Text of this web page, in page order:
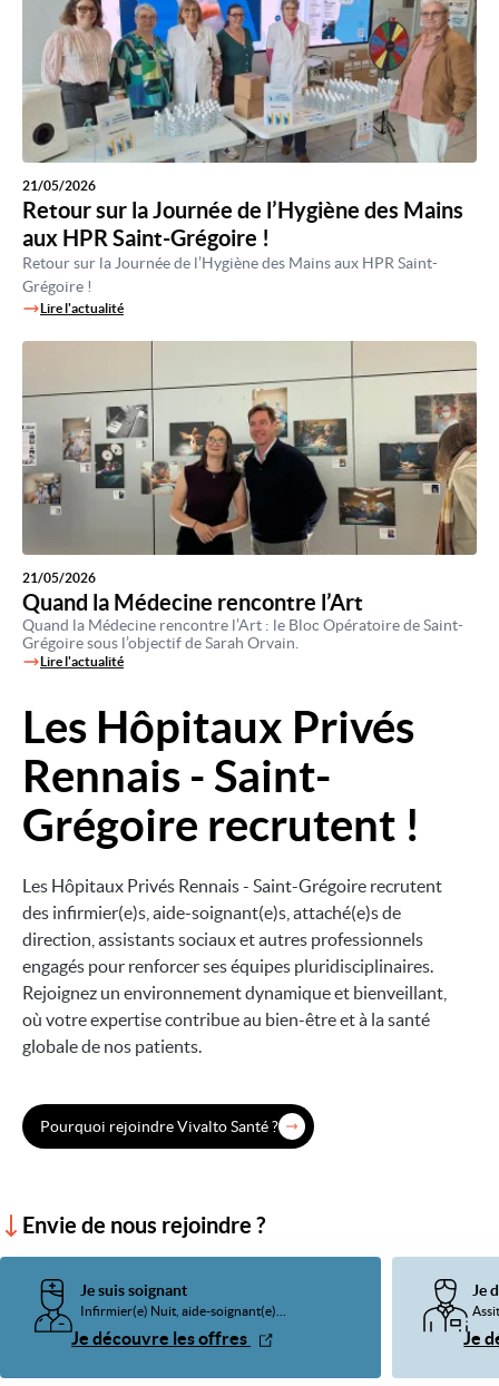
21/05/2026
Retour sur la Journée de l’Hygiène des Mains
aux HPR Saint-Grégoire !
Retour sur la Journée de l’Hygiène des Mains aux HPR Saint-
Grégoire !
Lire l'actualité
21/05/2026
Quand la Médecine rencontre l’Art
Quand la Médecine rencontre l’Art : le Bloc Opératoire de Saint-
Grégoire sous l’objectif de Sarah Orvain.
Lire l'actualité
Image
Les Hôpitaux Privés
Rennais - Saint-
Grégoire recrutent !
Les Hôpitaux Privés Rennais - Saint-Grégoire recrutent
des infirmier(e)s, aide-soignant(e)s, attaché(e)s de
direction, assistants sociaux et autres professionnels
engagés pour renforcer ses équipes pluridisciplinaires.
Rejoignez un environnement dynamique et bienveillant,
où votre expertise contribue au bien-être et à la santé
globale de nos patients.
Pourquoi rejoindre Vivalto Santé ?
Envie de nous rejoindre ?
Je suis soignant
Infirmier(e) Nuit, aide-soignant(e)...
Je découvre les offres
Je
Je